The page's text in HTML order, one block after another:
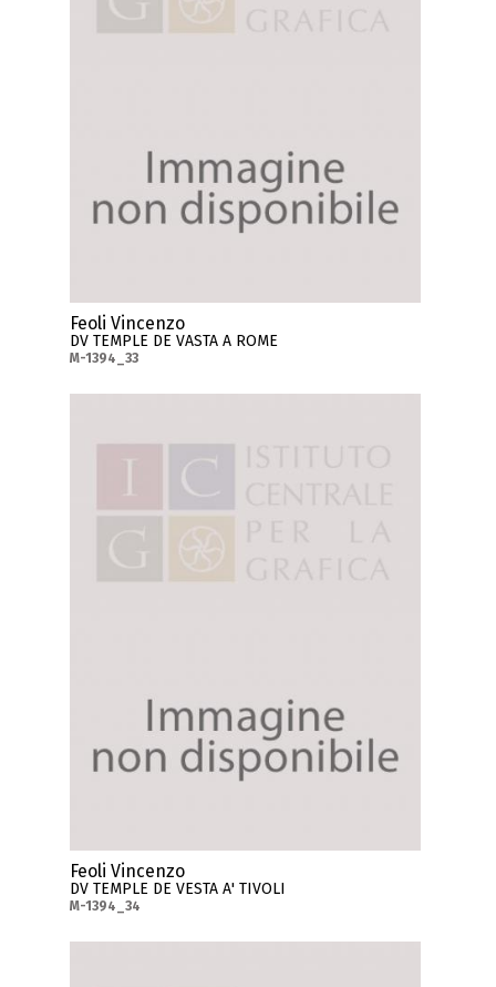
Feoli Vincenzo
DV TEMPLE DE VASTA A ROME
M-1394_33
Feoli Vincenzo
DV TEMPLE DE VESTA A' TIVOLI
M-1394_34